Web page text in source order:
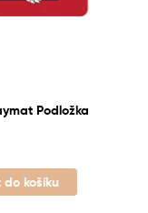
Podložka
do košíku